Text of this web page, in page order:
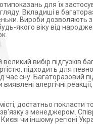
для їх
Вкладиші в
Вироби дозволяють
якого віку від
вибір підгузків
підходить для
сну. Багаторазовий
алергічні
місті, достатньо
з менеджером.
чи іншому регіоні